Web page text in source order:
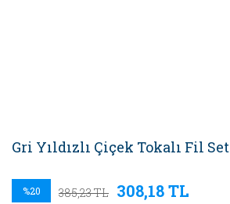
Gri Yıldızlı Çiçek Tokalı Fil Set
%20 385,23 TL 308,18 TL